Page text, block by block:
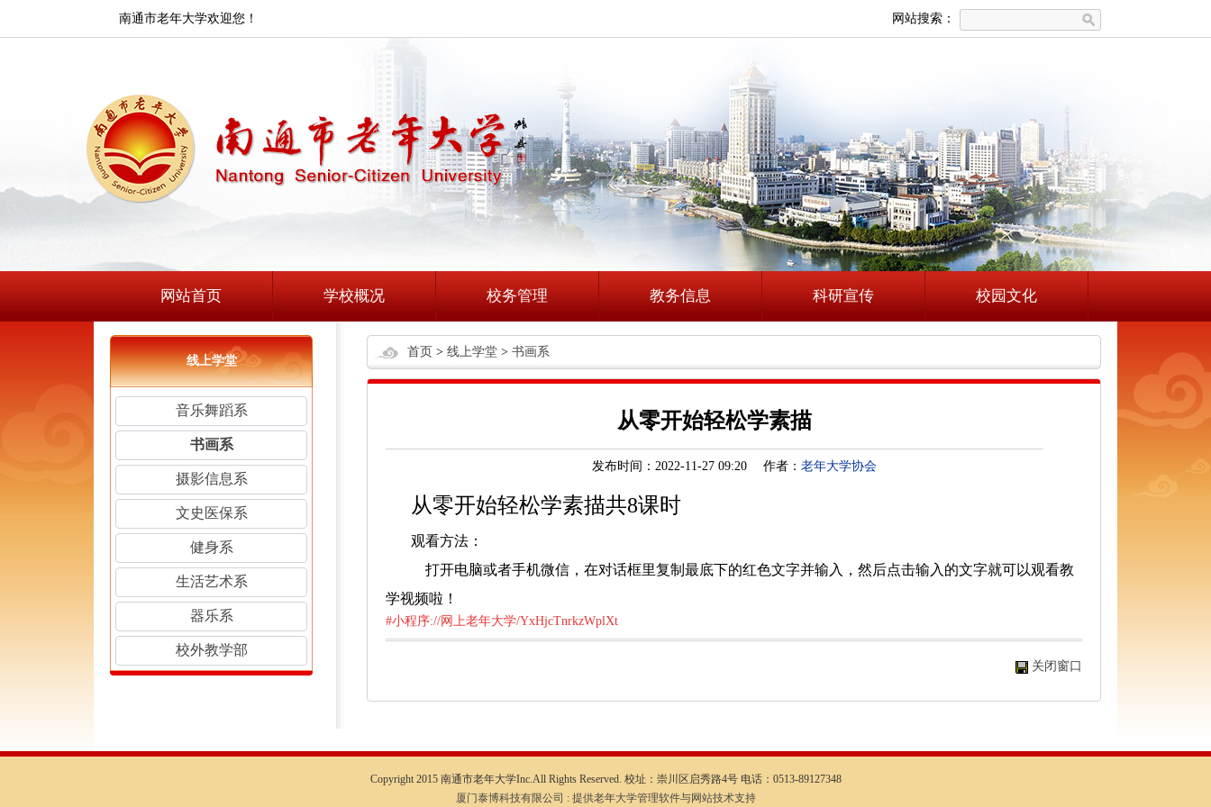
南通市老年大学欢迎您！ 网站搜索：
网站首页 学校概况 校务管理 教务信息 科研宣传 校园文化
线上学堂
音乐舞蹈系
书画系
摄影信息系
文史医保系
健身系
生活艺术系
器乐系
校外教学部
首页 > 线上学堂 > 书画系
从零开始轻松学素描
发布时间：2022-11-27 09:20 作者： 老年大学协会
从零开始轻松学素描共8课时
观看方法：
打开电脑或者手机微信，在对话框里复制最底下的红色文字并输入，然后点击输入的文字就可以观看教
学视频啦！
#小程序://网上老年大学/YxHjcTnrkzWplXt
关闭窗口
Copyright 2015 南通市老年大学Inc.All Rights Reserved. 校址：崇川区启秀路4号 电话：0513-89127348
厦门泰博科技有限公司 : 提供老年大学管理软件与网站技术支持